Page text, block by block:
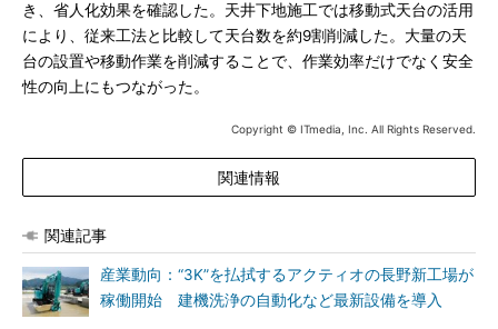
き、省人化効果を確認した。天井下地施工では移動式天台の活用
により、従来工法と比較して天台数を約9割削減した。大量の天
台の設置や移動作業を削減することで、作業効率だけでなく安全
性の向上にもつながった。
Copyright © ITmedia, Inc. All Rights Reserved.
関連情報
関連記事
産業動向：“3K”を払拭するアクティオの長野新工場が
稼働開始 建機洗浄の自動化など最新設備を導入